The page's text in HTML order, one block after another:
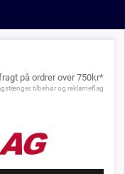
på ordrer over 750kr*
tilbehør og reklameflag